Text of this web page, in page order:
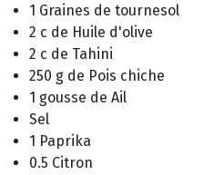
1 Graines de tournesol
2 c de Huile d'olive
2 c de Tahini
250 g de Pois chiche
1 gousse de Ail
Sel
1 Paprika
0.5 Citron